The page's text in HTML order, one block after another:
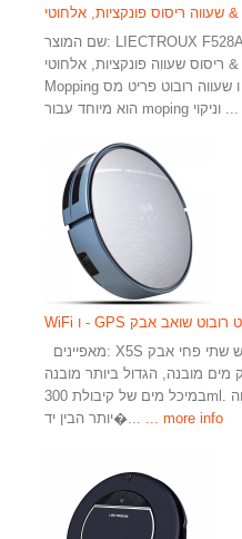
שם המוצר: LIECTROUX F528A אלחוטיים ספין כפול ספין חשמלי
שעווה פונקציות, אלחוטי
Mopping ו שעווה רובוט פריט מס ': F528A צבע לבן הערה: פריט זה
מובנה, הגדול ביותר מובנה
במיכל מים של קיבולת 300ml. כמו כן יש מערכת לוקליזציה סוף גבוה
יותר הבין יד�...
... more info